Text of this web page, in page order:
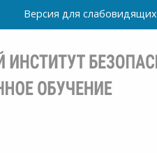
Версия для слабовидящих